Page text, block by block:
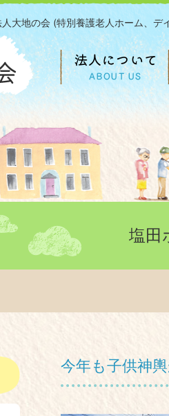
大地の会 (特別養護老人ホーム、デ
塩田
今年も子供神